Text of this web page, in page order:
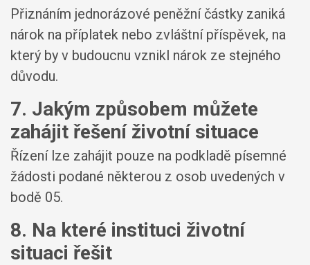
Přiznáním jednorázové peněžní částky zaniká
nárok na příplatek nebo zvláštní příspěvek, na
který by v budoucnu vznikl nárok ze stejného
důvodu.
7. Jakým způsobem můžete
zahájit řešení životní situace
Řízení lze zahájit pouze na podkladě písemné
žádosti podané některou z osob uvedených v
bodě 05.
8. Na které instituci životní
situaci řešit